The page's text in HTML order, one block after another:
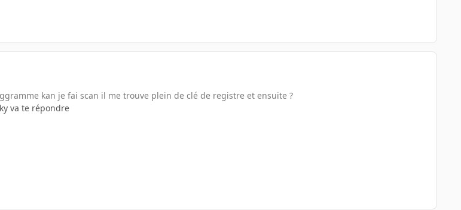
kan je fai scan il me trouve plein de clé de registre et ensuite ?
va te répondre